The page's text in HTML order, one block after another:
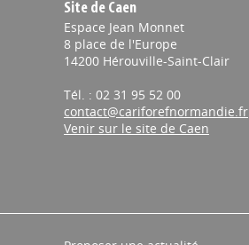
Site de Caen
Espace Jean Monnet
8 place de l'Europe
14200 Hérouville-Saint-Clair
Tél. : 02 31 95 52 00
contact@cariforefnormandie.fr
Venir sur le site de Caen